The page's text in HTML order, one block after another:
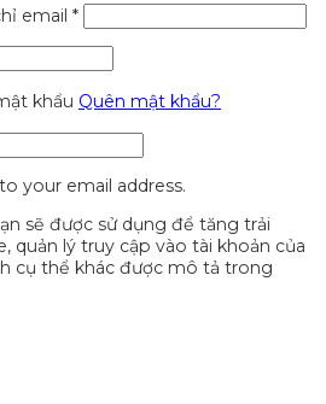
email *
khẩu Quên mật khẩu?
your email address.
sẽ được sử dụng để tăng trải
quản lý truy cập vào tài khoản của
cụ thể khác được mô tả trong